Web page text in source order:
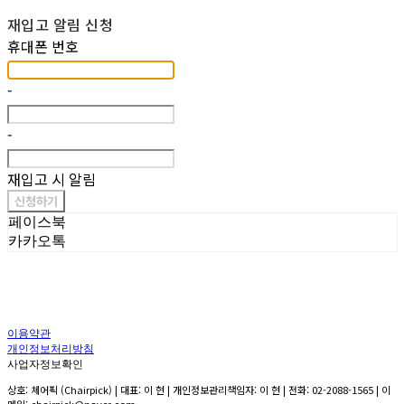
재입고 알림 신청
휴대폰 번호
-
-
재입고 시 알림
신청하기
페이스북
카카오톡
이용약관
개인정보처리방침
사업자정보확인
상호: 체어픽 (Chairpick) | 대표: 이 현 | 개인정보관리책임자: 이 현 | 전화: 02-2088-1565 | 이